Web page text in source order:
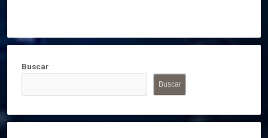
Buscar
Buscar